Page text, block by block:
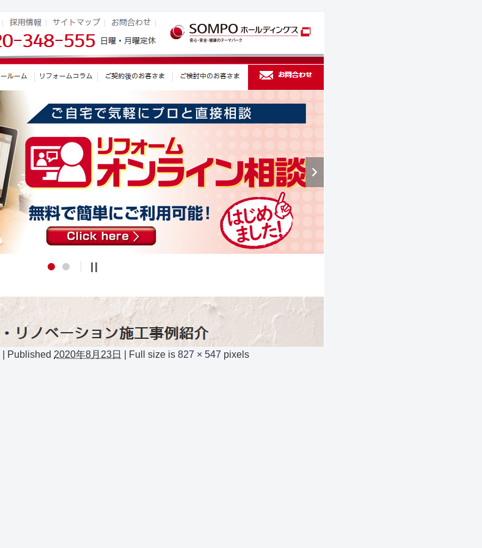
Published 2020年8月23日 Full size is 827 × 547 pixels